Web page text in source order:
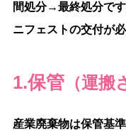
間処分→最終処分で
ニフェストの交付が
1.保管（運搬
産業廃棄物は保管基